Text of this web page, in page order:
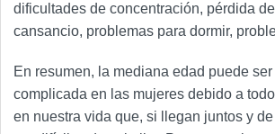
dificultades de concentración, pérdida
cansancio, problemas para dormir,
En resumen, la mediana edad puede
complicada en las mujeres debido a
en nuestra vida que, si llegan juntos y